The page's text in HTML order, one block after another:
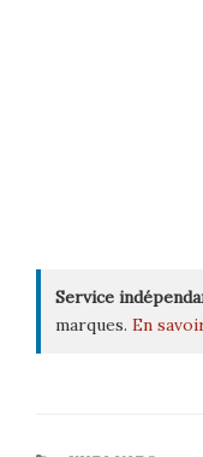
Service
marques. En